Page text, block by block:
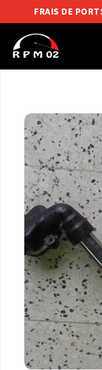
FRAIS DE